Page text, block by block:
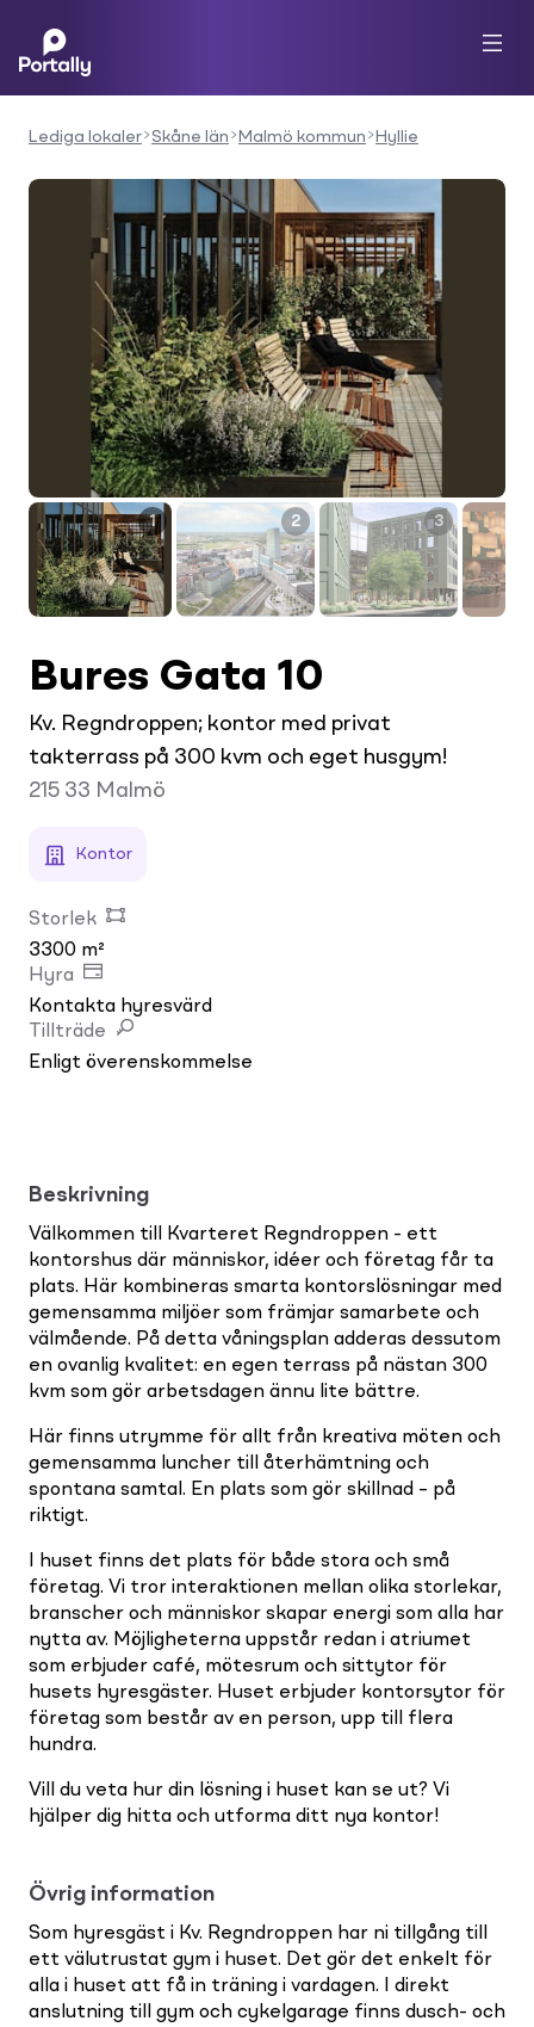
Lediga lokaler Skåne län Malmö kommun Hyllie
1 2 3
Bures Gata 10
Kv. Regndroppen; kontor med privat
takterrass på 300 kvm och eget husgym!
215 33 Malmö
Kontor
Storlek
3300 m²
Hyra
Kontakta hyresvärd
Tillträde
Enligt överenskommelse
Beskrivning
Välkommen till Kvarteret Regndroppen - ett
kontorshus där människor, idéer och företag får ta
plats. Här kombineras smarta kontorslösningar med
gemensamma miljöer som främjar samarbete och
välmående. På detta våningsplan adderas dessutom
en ovanlig kvalitet: en egen terrass på nästan 300
kvm som gör arbetsdagen ännu lite bättre.
Här finns utrymme för allt från kreativa möten och
gemensamma luncher till återhämtning och
spontana samtal. En plats som gör skillnad – på
riktigt.
I huset finns det plats för både stora och små
företag. Vi tror interaktionen mellan olika storlekar,
branscher och människor skapar energi som alla har
nytta av. Möjligheterna uppstår redan i atriumet
som erbjuder café, mötesrum och sittytor för
husets hyresgäster. Huset erbjuder kontorsytor för
företag som består av en person, upp till flera
hundra.
Vill du veta hur din lösning i huset kan se ut? Vi
hjälper dig hitta och utforma ditt nya kontor!
Övrig information
Som hyresgäst i Kv. Regndroppen har ni tillgång till
ett välutrustat gym i huset. Det gör det enkelt för
alla i huset att få in träning i vardagen. I direkt
anslutning till gym och cykelgarage finns dusch- och